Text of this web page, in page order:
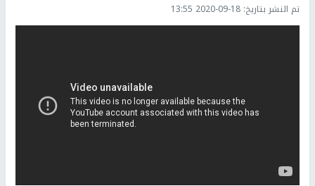
تم النشر بتاريخ: 2020-09-18 13:55